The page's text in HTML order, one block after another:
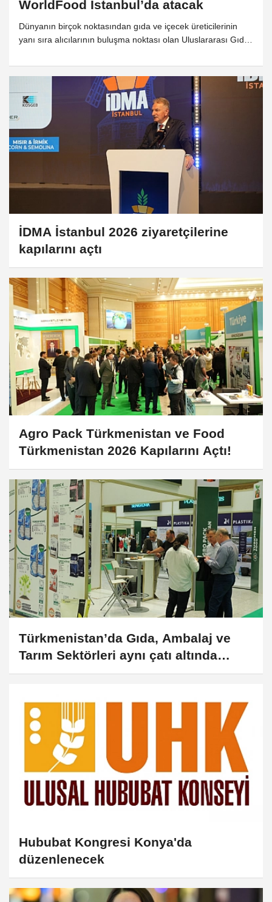
WorldFood İstanbul’da atacak
Dünyanın birçok noktasından gıda ve içecek üreticilerinin
yanı sıra alıcılarının buluşma noktası olan Uluslararası Gıda
tarihi 15–18 Aralık 2026’da 34’üncü kez kapılarını açacak.
İDMA İstanbul 2026 ziyaretçilerine
kapılarını açtı
Agro Pack Türkmenistan ve Food
Türkmenistan 2026 Kapılarını Açtı!
Türkmenistan’da Gıda, Ambalaj ve
Tarım Sektörleri aynı çatı altında
buluşuyor
Hububat Kongresi Konya'da
düzenlenecek